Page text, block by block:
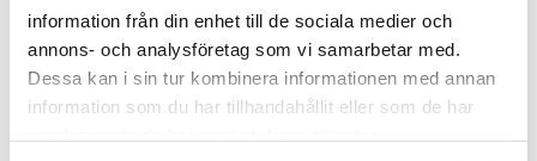
information från din enhet till de sociala medier och
annons- och analysföretag som vi samarbetar med.
Dessa kan i sin tur kombinera informationen med annan
information som du har tillhandahållit eller som de har
- Soaped Oak
- True Oak
- Tanned Oak
- True Elm